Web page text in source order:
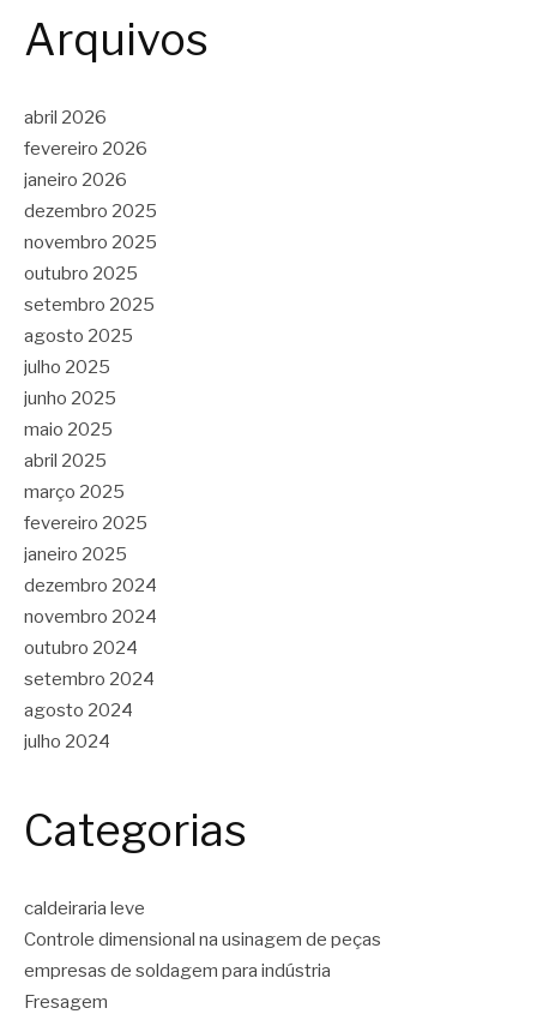
Arquivos
abril 2026
fevereiro 2026
janeiro 2026
dezembro 2025
novembro 2025
outubro 2025
setembro 2025
agosto 2025
julho 2025
junho 2025
maio 2025
abril 2025
março 2025
fevereiro 2025
janeiro 2025
dezembro 2024
novembro 2024
outubro 2024
setembro 2024
agosto 2024
julho 2024
Categorias
caldeiraria leve
Controle dimensional na usinagem de peças
empresas de soldagem para indústria
Fresagem